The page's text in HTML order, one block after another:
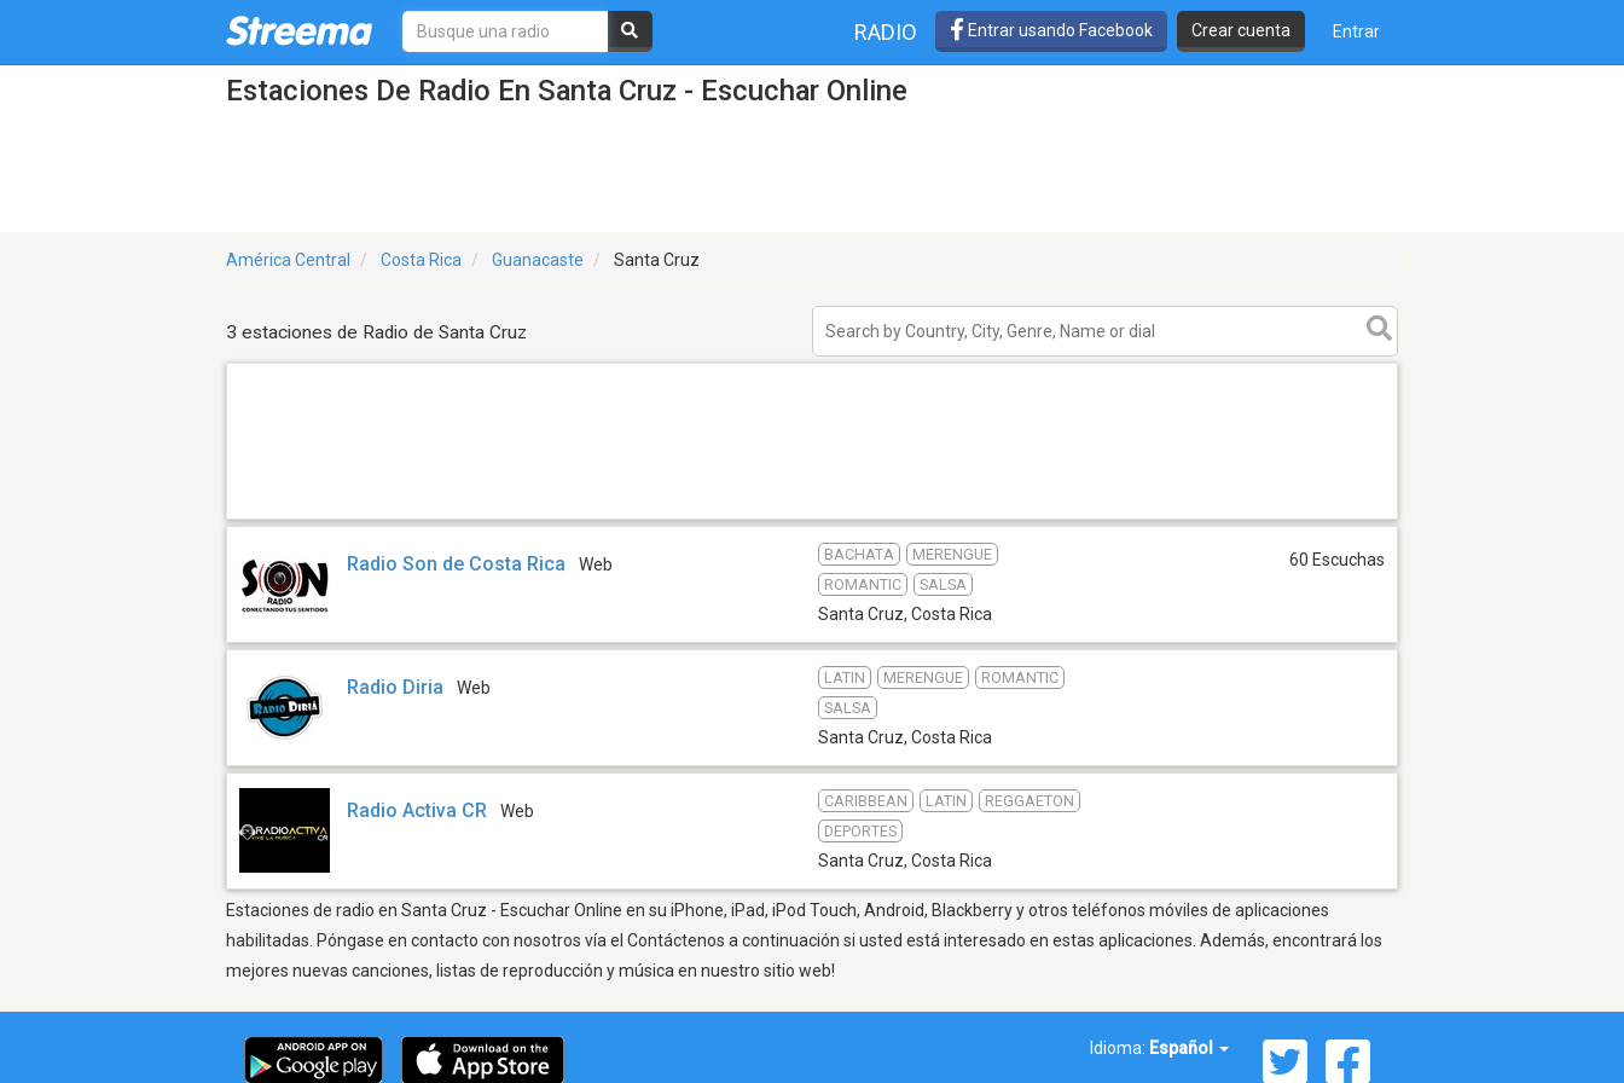
RADIO Entrar usando Facebook Crear cuenta Entrar
Estaciones De Radio En Santa Cruz - Escuchar Online
América Central Costa Rica Guanacaste Santa Cruz
3 estaciones de Radio de Santa Cruz
Radio Son de Costa Rica Web
BACHATA
MERENGUE
ROMANTIC
SALSA
Santa Cruz, Costa Rica
60 Escuchas
Radio Diria Web
LATIN MERENGUE
ROMANTIC
SALSA
Santa Cruz, Costa Rica
Radio Activa CR Web
CARIBBEAN LATIN
REGGAETON
DEPORTES
Santa Cruz, Costa Rica
Estaciones de radio en Santa Cruz - Escuchar Online en su iPhone, iPad, iPod Touch, Android, Blackberry y otros teléfonos móviles de aplicaciones
habilitadas. Póngase en contacto con nosotros vía el Contáctenos a continuación si usted está interesado en estas aplicaciones. Además, encontrará los
mejores nuevas canciones, listas de reproducción y música en nuestro sitio web!
Idioma: Español